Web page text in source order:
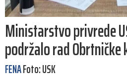
Ministarstvo privrede
podržalo rad
FENAFoto: USK